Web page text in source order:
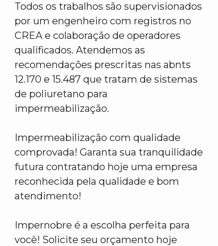
Todos os trabalhos são supervisionados
por um engenheiro com registros no
CREA e colaboração de operadores
qualificados. Atendemos as
recomendações prescritas nas abnts
12.170 e 15.487 que tratam de sistemas
de poliuretano para
impermeabilização.
Impermeabilização com qualidade
comprovada! Garanta sua tranquilidade
futura contratando hoje uma empresa
reconhecida pela qualidade e bom
atendimento!
Impernobre é a escolha perfeita para
você! Solicite seu orçamento hoje